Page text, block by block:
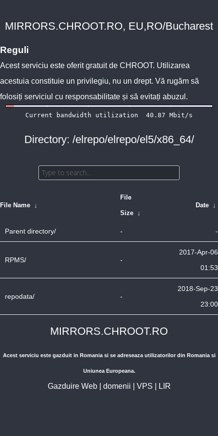
MIRRORS.CHROOT.RO, EU,RO/Bucharest
Reguli
Acest serviciu este oferit gratuit de CHROOT. Utilizarea
acestuia constituie un privilegiu, nu un drept. Vă rugăm să
folosiți serviciul cu responsabilitate și să evitați abuzul.
Directory: /elrepo/elrepo/el5/x86_64/
File Name ↓
File
Size ↓
Date ↓
Parent directory/ - -
RPMS/ -
2017-Apr-06
01:53
repodata/ -
2018-Sep-23
23:00
MIRRORS.CHROOT.RO
Acest serviciu este gazduit in Romania si se adreseaza utilizatorilor din Romania si
Uniunea Europeana.
Gazduire Web| domenii VPS LIR